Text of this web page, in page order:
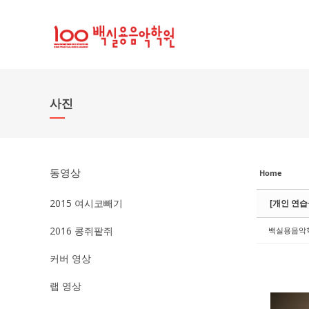
사진
동영상
2015 여시코빼기
2016 콩쥐팥쥐
커버 영상
랩 영상
Home
[개인 연
백실용음악